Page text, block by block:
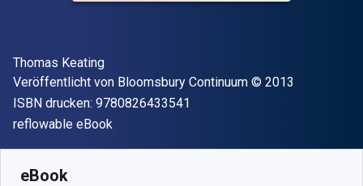
Autor(en)
Thomas Keating
Verleger
Veröffentlicht von Bloomsbury Continuum Copyright
© 2013
ISBN drucken: 9780826433541
Format
reflowable eBook
eBook